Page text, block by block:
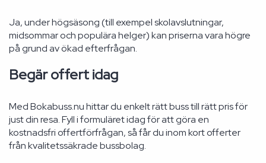
Ja, under högsäsong (till exempel skolavslutningar,
midsommar och populära helger) kan priserna vara högre
på grund av ökad efterfrågan.
Begär offert idag
Med Bokabuss.nu hittar du enkelt rätt buss till rätt pris för
just din resa. Fyll i formuläret idag för att göra en
kostnadsfri offertförfrågan, så får du inom kort offerter
från kvalitetssäkrade bussbolag.